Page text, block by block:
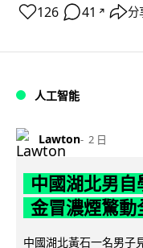
126 41 ↗ 分
人工智能
Lawton 2 日
中國湖北男自
金冒濃煙驚動
中國湖北黃石一名男子